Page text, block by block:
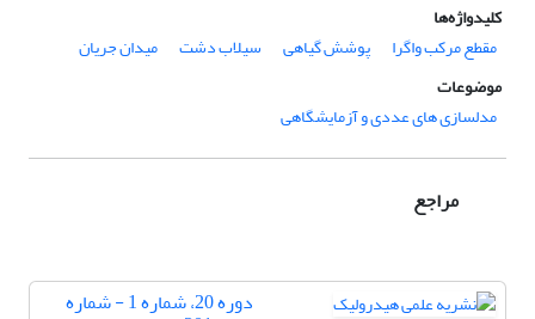
کلیدواژه‌ها
مقطع مرکب واگرا
پوشش گیاهی سیلاب دشت
میدان جریان
موضوعات
مدلسازی های عددی و آزمایشگاهی
مراجع
دوره 20، شماره 1 - شماره